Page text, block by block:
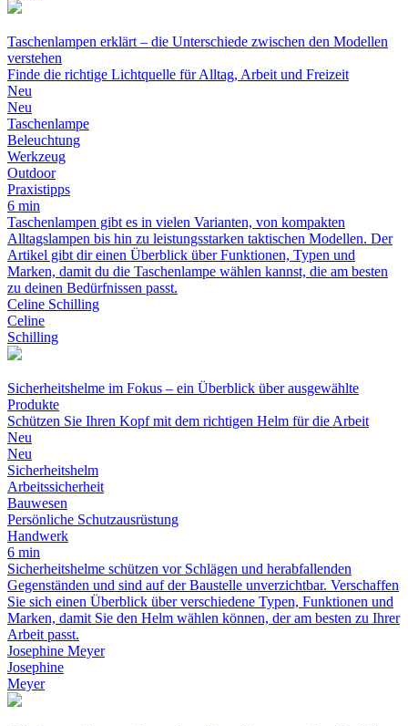
Taschenlampen erklärt – die Unterschiede zwischen den Modellen
verstehen
Finde die richtige Lichtquelle für Alltag, Arbeit und Freizeit
Neu
Neu
Taschenlampe
Beleuchtung
Werkzeug
Outdoor
Praxistipps
6 min
Taschenlampen gibt es in vielen Varianten, von kompakten
Alltagslampen bis hin zu leistungsstarken taktischen Modellen. Der
Artikel gibt dir einen Überblick über Funktionen, Typen und
Marken, damit du die Taschenlampe wählen kannst, die am besten
zu deinen Bedürfnissen passt.
Celine Schilling
Celine
Schilling
Sicherheitshelme im Fokus – ein Überblick über ausgewählte
Produkte
Schützen Sie Ihren Kopf mit dem richtigen Helm für die Arbeit
Neu
Neu
Sicherheitshelm
Arbeitssicherheit
Bauwesen
Persönliche Schutzausrüstung
Handwerk
6 min
Sicherheitshelme schützen vor Schlägen und herabfallenden
Gegenständen und sind auf der Baustelle unverzichtbar. Verschaffen
Sie sich einen Überblick über verschiedene Typen, Funktionen und
Marken, damit Sie den Helm wählen können, der am besten zu Ihrer
Arbeit passt.
Josephine Meyer
Josephine
Meyer